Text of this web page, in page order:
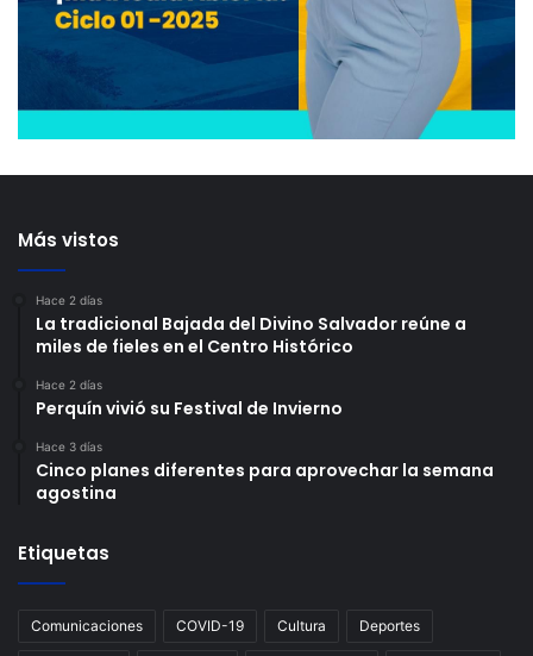
Más vistos
Hace 2 días
La tradicional Bajada del Divino Salvador reúne a
miles de fieles en el Centro Histórico
Hace 2 días
Perquín vivió su Festival de Invierno
Hace 3 días
Cinco planes diferentes para aprovechar la semana
agostina
Etiquetas
Comunicaciones COVID-19 Cultura Deportes